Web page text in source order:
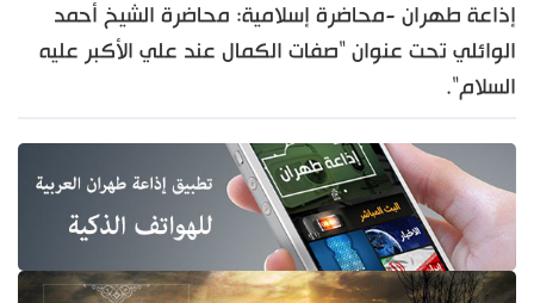
إذاعة طهران -محاضرة إسلامية: محاضرة الشيخ أحمد
الوائلي تحت عنوان "صفات الكمال عند علي الأكبر عليه
السلام".